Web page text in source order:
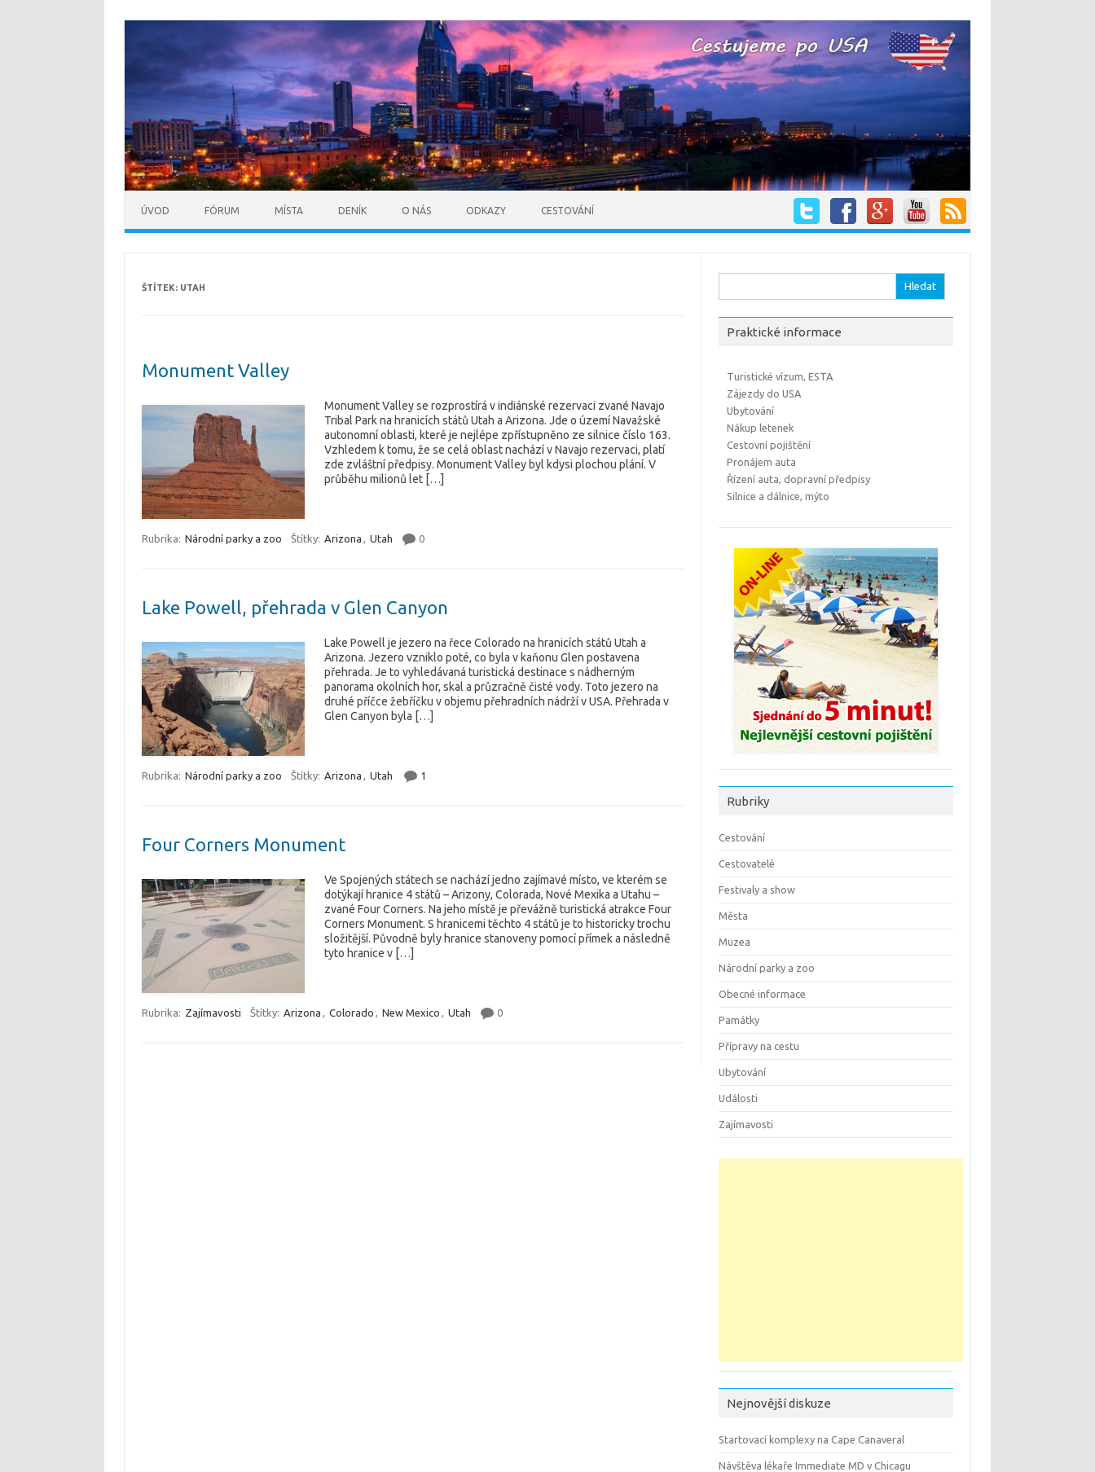
ÚVOD FÓRUM MÍSTA DENÍK O NÁS ODKAZY CESTOVÁNÍ
ŠTÍTEK: UTAH
Monument Valley
Monument Valley se rozprostírá v indiánské rezervaci zvané Navajo
Tribal Park na hranicích států Utah a Arizona. Jde o území Navažské
autonomní oblasti, které je nejlépe zpřístupněno ze silnice číslo 163.
Vzhledem k tomu, že se celá oblast nachází v Navajo rezervaci, platí
zde zvláštní předpisy. Monument Valley byl kdysi plochou plání. V
průběhu milionů let […]
Rubrika: Národní parky a zoo Štítky: Arizona Utah 0
Lake Powell, přehrada v Glen Canyon
Lake Powell je jezero na řece Colorado na hranicích států Utah a
Arizona. Jezero vzniklo poté, co byla v kaňonu Glen postavena
přehrada. Je to vyhledávaná turistická destinace s nádherným
panorama okolních hor, skal a průzračně čisté vody. Toto jezero na
druhé příčce žebříčku v objemu přehradních nádrží v USA. Přehrada v
Glen Canyon byla […]
Rubrika: Národní parky a zoo Štítky: Arizona Utah 1
Four Corners Monument
Ve Spojených státech se nachází jedno zajímavé místo, ve kterém se
dotýkají hranice 4 států – Arizony, Colorada, Nové Mexika a Utahu –
zvané Four Corners. Na jeho místě je převážně turistická atrakce Four
Corners Monument. S hranicemi těchto 4 států je to historicky trochu
složitější. Původně byly hranice stanoveny pomocí přímek a následně
tyto hranice v […]
Rubrika: Zajímavosti Štítky: Arizona Colorado New Mexico Utah 0
Praktické informace
Turistické vízum, ESTA
Zájezdy do USA
Ubytování
Nákup letenek
Cestovní pojištění
Pronájem auta
Řízení auta, dopravní předpisy
Silnice a dálnice, mýto
Rubriky
Cestování
Cestovatelé
Festivaly a show
Města
Muzea
Národní parky a zoo
Obecné informace
Památky
Přípravy na cestu
Ubytování
Události
Zajímavosti
Nejnovější diskuze
Startovací komplexy na Cape Canaveral
Návštěva lékaře Immediate MD v Chicagu